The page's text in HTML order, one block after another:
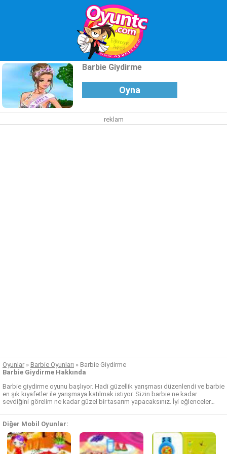
Barbie Giydirme
Oyna
reklam
Oyunlar » Barbie Oyunları » Barbie Giydirme
Barbie Giydirme Hakkında
Barbie giydirme oyunu başlıyor. Hadi güzellik yarışması düzenlendi ve barbie
en şık kıyafetler ile yarışmaya katılmak istiyor. Sizin barbie ne kadar
sevdiğini görelim ne kadar güzel bir tasarım yapacaksınız. İyi eğlenceler…
Diğer Mobil Oyunlar: